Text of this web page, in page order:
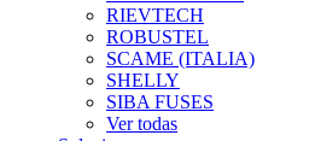
RIEVTECH
ROBUSTEL
SCAME (ITALIA)
SHELLY
SIBA FUSES
Ver todas